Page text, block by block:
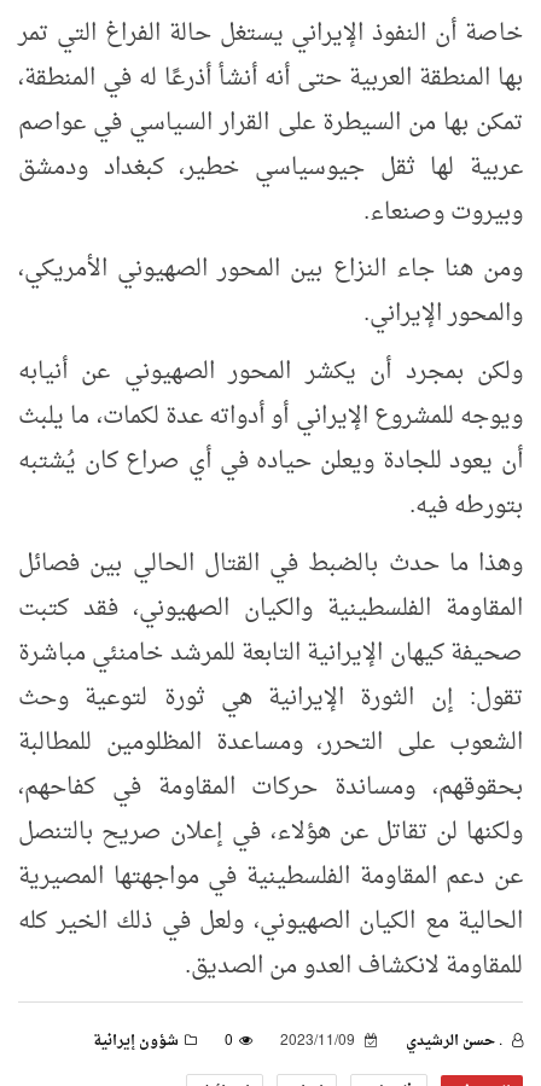
خاصة أن النفوذ الإيراني يستغل حالة الفراغ التي تمر
بها المنطقة العربية حتى أنه أنشأ أذرعًا له في المنطقة،
تمكن بها من السيطرة على القرار السياسي في عواصم
عربية لها ثقل جيوسياسي خطير، كبغداد ودمشق
وبيروت وصنعاء.
ومن هنا جاء النزاع بين المحور الصهيوني الأمريكي،
والمحور الإيراني.
ولكن بمجرد أن يكشر المحور الصهيوني عن أنيابه
ويوجه للمشروع الإيراني أو أدواته عدة لكمات، ما يلبث
أن يعود للجادة ويعلن حياده في أي صراع كان يُشتبه
بتورطه فيه.
وهذا ما حدث بالضبط في القتال الحالي بين فصائل
المقاومة الفلسطينية والكيان الصهيوني، فقد كتبت
صحيفة كيهان الإيرانية التابعة للمرشد خامنئي مباشرة
تقول: إن الثورة الإيرانية هي ثورة لتوعية وحث
الشعوب على التحرر، ومساعدة المظلومين للمطالبة
بحقوقهم، ومساندة حركات المقاومة في كفاحهم،
ولكنها لن تقاتل عن هؤلاء، في إعلان صريح بالتنصل
عن دعم المقاومة الفلسطينية في مواجهتها المصيرية
الحالية مع الكيان الصهيوني، ولعل في ذلك الخير كله
للمقاومة لانكشاف العدو من الصديق.
. حسن الرشيدي 0
شؤون إيرانية